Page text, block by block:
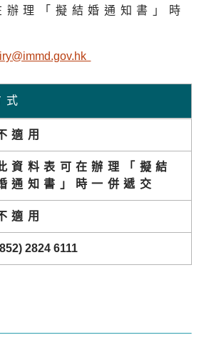
辦理「擬結婚通知書」時
k
式
適用
資料表可在辦理「擬結
通知書」時一併遞交
適用
2824 6111